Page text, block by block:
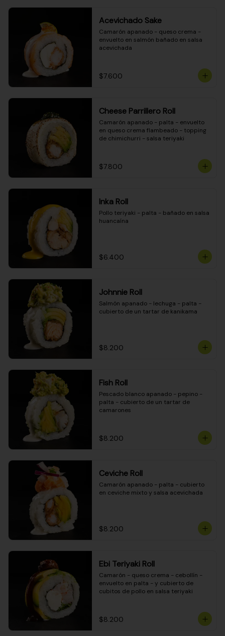
Acevichado Sake
Camarón apanado - queso crema -
envuelto en salmón bañado en salsa
acevichada
$7.600
Cheese Parrillero Roll
Camarón apanado - palta - envuelto
en queso crema flambeado - topping
de chimichurri - salsa teriyaki
$7.800
Inka Roll
Pollo teriyaki - palta - bañado en salsa
huancaína
$6.400
Johnnie Roll
Salmón apanado - lechuga - palta -
cubierto de un tartar de kanikama
$8.200
Fish Roll
Pescado blanco apanado - pepino -
palta - cubierto de un tartar de
camarones
$8.200
Ceviche Roll
Camarón apanado - palta - cubierto
en ceviche mixto y salsa acevichada
$8.200
Ebi Teriyaki Roll
Camarón - queso crema - cebollín -
envuelto en palta - y cubierto de
cubitos de pollo en salsa teriyaki
$8.200